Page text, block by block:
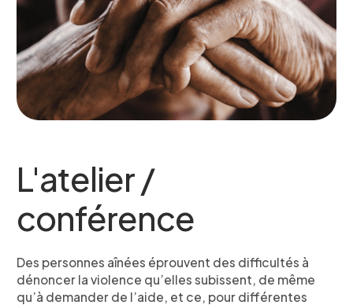
L'atelier /
conférence
Des personnes aînées éprouvent des difficultés à
dénoncer la violence qu’elles subissent, de même
qu’à demander de l’aide, et ce, pour différentes